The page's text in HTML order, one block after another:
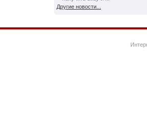
Другие новости...